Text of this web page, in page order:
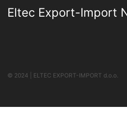
Eltec Export-Import
© 2024 | ELTEC EXPORT-IMPORT d.o.o.